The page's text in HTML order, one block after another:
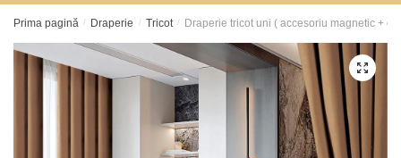
Prima pagină / Draperie / Tricot / Draperie tricot uni ( accesoriu magnetic + o